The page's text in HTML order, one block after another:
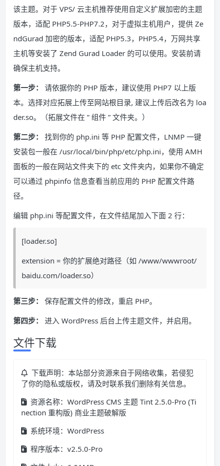
该主题。对于 VPS/ 云主机推荐使用自定义扩展加密的主题
版本，适配 PHP5.5-PHP7.2，对于虚拟主机用户，提供 Ze
ndGurad 加密的版本，适配 PHP5.3，PHP5.4，万网共享
主机等安装了 Zend Gurad Loader 的可以使用。安装前请
确保主机支持。
第一步：
请依据你的 PHP 版本，建议使用 PHP7 以上版
本。选择对应拓展上传至网站根目录, 建议上传后改名为 loa
der.so。（拓展文件在 ” 组件 ” 文件夹。）
第二步：
找到你的 php.ini 等 PHP 配置文件，LNMP 一键
安装包一般在 /usr/local/bin/php/etc/php.ini，使用 AMH
面板的一般在网站文件夹下的 etc 文件夹内，如果你不确定
可以通过 phpinfo 信息查看当前应用的 PHP 配置文件路
径。
编辑 php.ini 等配置文件，在文件结尾加入下面 2 行：
[loader.so]
extension = 你的扩展绝对路径（如 /www/wwwroot/
baidu.com/loader.so）
第三步：
保存配置文件的修改，重启 PHP。
第四步：
进入 WordPress 后台上传主题文件，并启用。
文件下载
下载声明：本站部分资源来自于网络收集，若侵犯
了你的隐私或版权，请及时联系我们删除有关信息。
资源名称：WordPress CMS 主题 Tint 2.5.0-Pro (Ti
nection 重构版) 商业主题破解版
系统环境：WordPress
程序版本：v2.5.0-Pro